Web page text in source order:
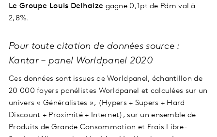
Le Groupe Louis Delhaize gagne 0,1pt de Pdm val à
2,8%.
Pour toute citation de données source :
Kantar – panel Worldpanel 2020
Ces données sont issues de Worldpanel, échantillon de
20 000 foyers panélistes Worldpanel et calculées sur un
univers « Généralistes », (Hypers + Supers + Hard
Discount + Proximité + Internet), sur un ensemble de
Produits de Grande Consommation et Frais Libre-